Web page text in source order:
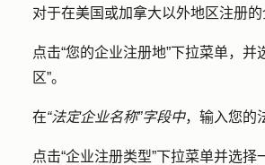
对于在美国或加拿大以外地区注册的
点击“您的企业注册地”下拉菜单，并
区”。
在“法定企业名称”字段中，输入您的
点击“企业注册类型”下拉菜单并选择